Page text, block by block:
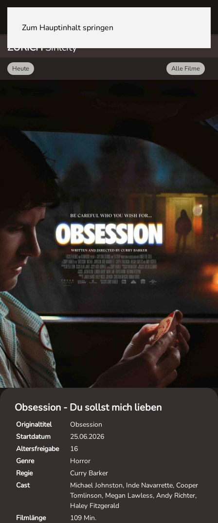
Zum Hauptinhalt springen
ZÜRICHSihlcity
Heute Alle Filme
Obsession - Du sollst mich lieben
Originaltitel
Obsession
Startdatum
25.06.2026
Altersfreigabe
16
Genre
Horror
Regie
Curry Barker
Cast
Michael Johnston, Inde Navarrette, Cooper
Tomlinson, Megan Lawless, Andy Richter,
Haley Fitzgerald
Filmlänge
109 Min.